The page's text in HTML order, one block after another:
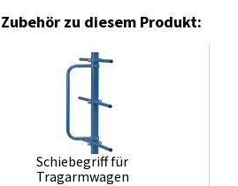
Zubehör zu diesem Produkt:
Schiebegriff für
Tragarmwagen